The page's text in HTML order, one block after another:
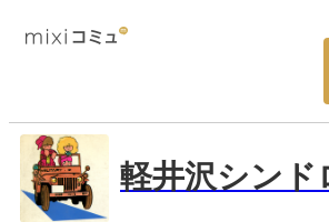
軽井沢シンド